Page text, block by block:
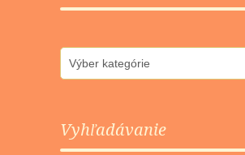
Rubriky
Vyhľadávanie